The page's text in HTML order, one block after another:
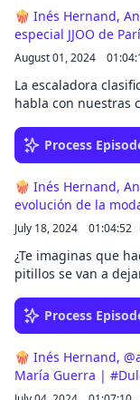
🍿 Inés Hernand,
especial JJOO de
August 01, 2024
La escaladora
habla con nuestras
Process
🍿 Inés Hernand,
evolución de la
July 18, 2024 01:04:52
¿Te imaginas que
pitillos se van a
la moda y cómo ha
Process
🍿 Inés Hernand,
María Guerra |